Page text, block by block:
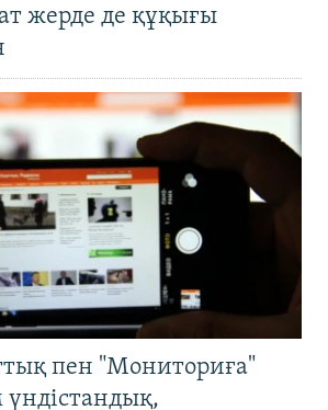
жерде де құқығы
пен "Мониториға"